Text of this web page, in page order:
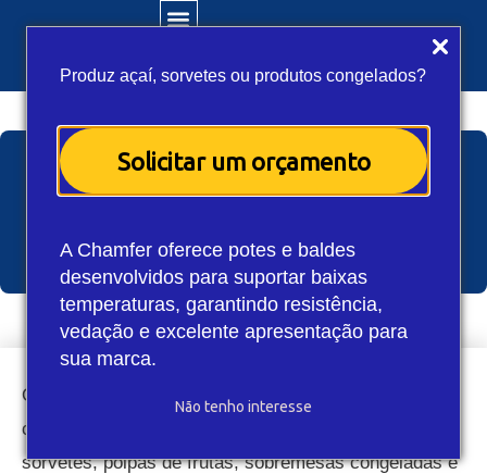
Produz açaí, sorvetes ou produtos congelados?
Solicitar um orçamento
A Chamfer oferece potes e baldes
desenvolvidos para suportar baixas
temperaturas, garantindo resistência,
vedação e excelente apresentação para
sua marca.
Não tenho interesse
Como escolher a embalagem
congelados
O mercado de alimentos congelados cresce
constantemente no Brasil. Produtos como açaí,
sorvetes, polpas de frutas, sobremesas congeladas e